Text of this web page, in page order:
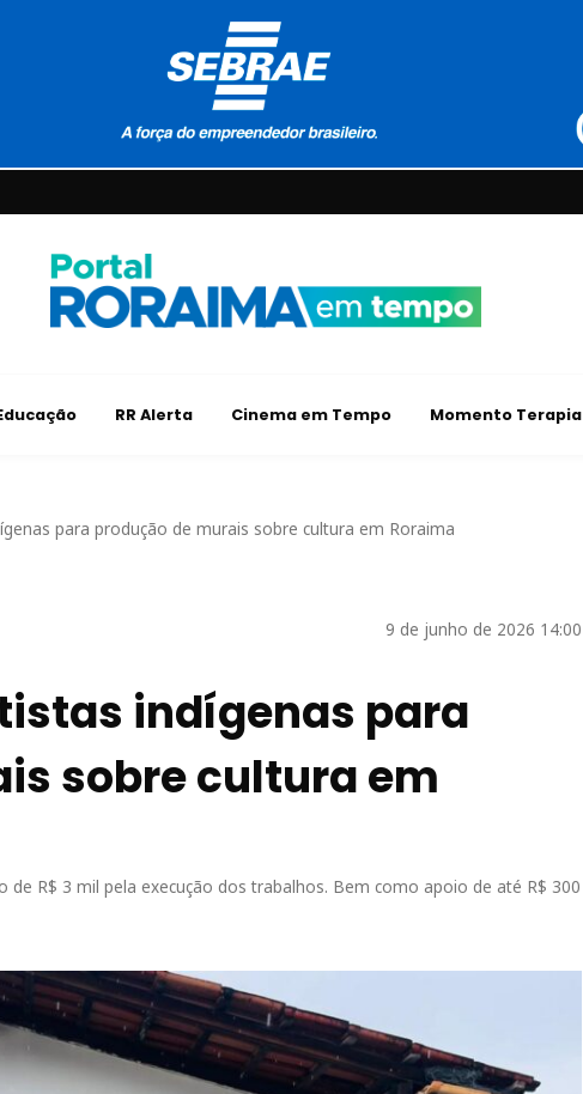
RR Alerta Cinema em Tempo Momento Terapia
para produção de murais sobre cultura em Roraima
9 de junho de 2026 14:00
indígenas para
sobre cultura em
R$ 3 mil pela execução dos trabalhos. Bem como apoio de até R$ 300